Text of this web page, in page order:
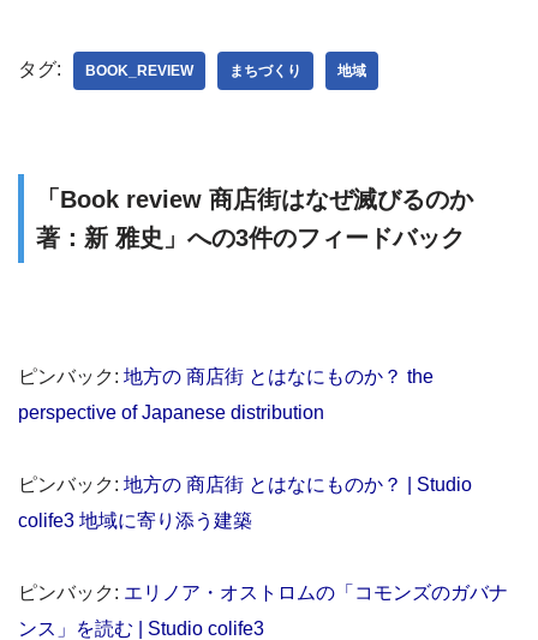
タグ: BOOK_REVIEW まちづくり 地域
「Book review 商店街はなぜ滅びるのか
著：新 雅史」への3件のフィードバック
ピンバック: 地方の 商店街 とはなにものか？ the
perspective of Japanese distribution
ピンバック: 地方の 商店街 とはなにものか？ | Studio
colife3 地域に寄り添う建築
ピンバック: エリノア・オストロムの「コモンズのガバナ
ンス」を読む | Studio colife3